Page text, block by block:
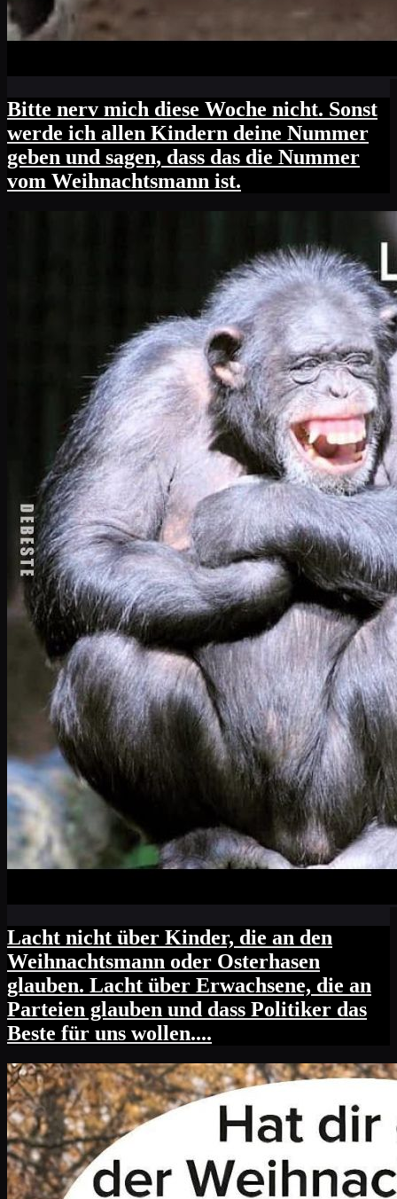
Bitte nerv mich diese Woche nicht. Sonst
werde ich allen Kindern deine Nummer
geben und sagen, dass das die Nummer
vom Weihnachtsmann ist.
Lacht nicht über Kinder, die an den
Weihnachtsmann oder Osterhasen
glauben. Lacht über Erwachsene, die an
Parteien glauben und dass Politiker das
Beste für uns wollen....